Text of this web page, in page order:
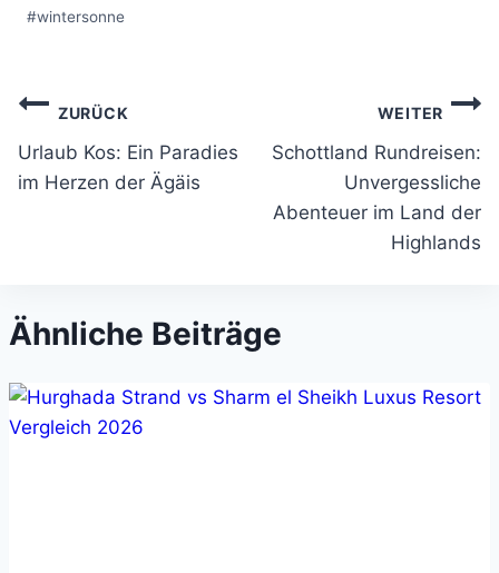
#wintersonne
Beitragsnavigation
ZURÜCK
Urlaub Kos: Ein Paradies
im Herzen der Ägäis
WEITER
Schottland Rundreisen:
Unvergessliche
Abenteuer im Land der
Highlands
Ähnliche Beiträge